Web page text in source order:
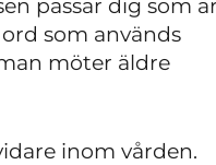
passar dig som är
som används
möter äldre
inom vården.